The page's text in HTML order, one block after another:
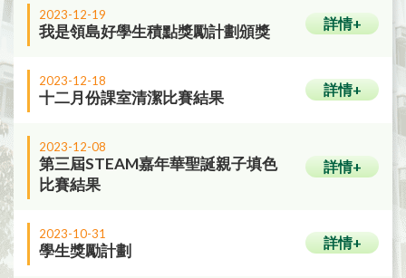
2023-12-19
我是領島好學生積點獎勵計劃頒獎 詳情+
2023-12-18
十二月份課室清潔比賽結果 詳情+
2023-12-08
第三屆STEAM嘉年華聖誕親子填色
比賽結果
詳情+
2023-10-31
學生獎勵計劃 詳情+